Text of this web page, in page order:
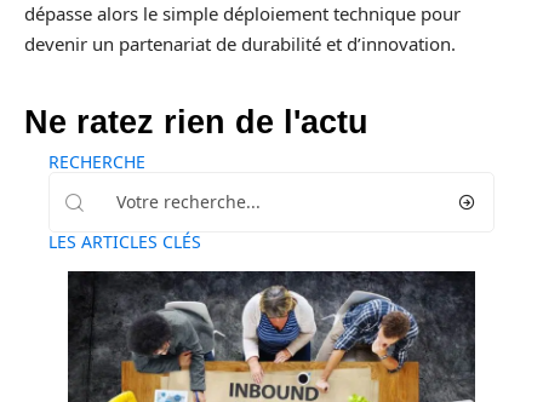
dépasse alors le simple déploiement technique pour
devenir un partenariat de durabilité et d’innovation.
Ne ratez rien de l'actu
RECHERCHE
LES ARTICLES CLÉS